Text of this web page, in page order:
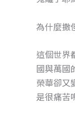
o
k
為什麼撒
這個世界
國與萬國
榮華卻又
是很痛苦